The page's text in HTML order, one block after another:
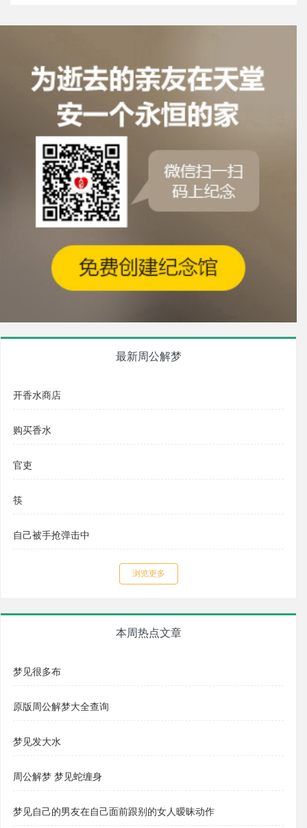
最新周公解梦
开香水商店
购买香水
官吏
筷
自己被手抢弹击中
浏览更多
本周热点文章
梦见很多布
原版周公解梦大全查询
梦见发大水
周公解梦 梦见蛇缠身
梦见自己的男友在自己面前跟别的女人暧昧动作